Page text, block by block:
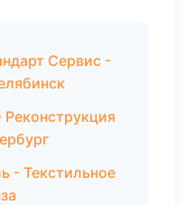
Сервис -
- Текстильное